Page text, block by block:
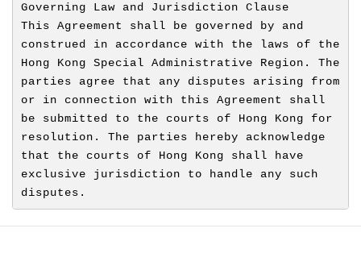
Governing Law and Jurisdiction Clause
This Agreement shall be governed by and
construed in accordance with the laws of the
Hong Kong Special Administrative Region. The
parties agree that any disputes arising from
or in connection with this Agreement shall
be submitted to the courts of Hong Kong for
resolution. The parties hereby acknowledge
that the courts of Hong Kong shall have
exclusive jurisdiction to handle any such
disputes.